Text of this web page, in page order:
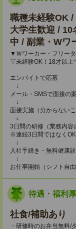
職種未経験OK
大学生歓迎 / 10
中 / 副業・Wワ
▼Ｗワーカー・フリー
▽未経験OK！18才以上
エンバイトで応募
↓
メール・SMSで面接の
↓
面接実施（分からない
↓
3日間の研修（業務内容
※連続3日間ではなく
↓
入社手続き・無料健康
↓
お仕事開始（シフト自由
待遇・福利
社食/補助あり
・研修時のお弁当無料/